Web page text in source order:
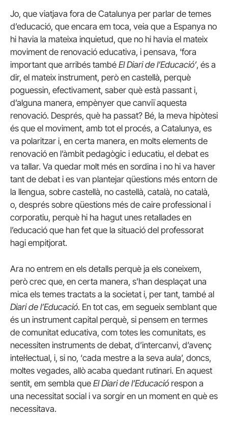
Jo, que viatjava fora de Catalunya per parlar de temes
d’educació, que encara em toca, veia que a Espanya no
hi havia la mateixa inquietud, que no hi havia el mateix
moviment de renovació educativa, i pensava, ‘fora
important que arribés també El Diari de l’Educació’, és a
dir, el mateix instrument, però en castellà, perquè
poguessin, efectivament, saber què està passant i,
d’alguna manera, empènyer que canviï aquesta
renovació. Després, què ha passat? Bé, la meva hipòtesi
és que el moviment, amb tot el procés, a Catalunya, es
va polaritzar i, en certa manera, en molts elements de
renovació en l’àmbit pedagògic i educatiu, el debat es
va tallar. Va quedar molt més en sordina i no hi va haver
tant de debat i es van plantejar qüestions més entorn de
la llengua, sobre castellà, no castellà, català, no català,
o, després sobre qüestions més de caire professional i
corporatiu, perquè hi ha hagut unes retallades en
l’educació que han fet que la situació del professorat
hagi empitjorat.
Ara no entrem en els detalls perquè ja els coneixem,
però crec que, en certa manera, s’han desplaçat una
mica els temes tractats a la societat i, per tant, també al
Diari de l’Educació. En tot cas, em segueix semblant que
és un instrument capital perquè, si pensem en termes
de comunitat educativa, com totes les comunitats, es
necessiten instruments de debat, d’intercanvi, d’avenç
intel·lectual, i, si no, ‘cada mestre a la seva aula’, doncs,
moltes vegades, allò acaba quedant rutinari. En aquest
sentit, em sembla que El Diari de l’Educació respon a
una necessitat social i va sorgir en un moment en què es
necessitava.